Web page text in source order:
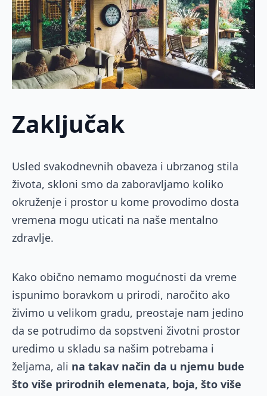
Zaključak
Usled svakodnevnih obaveza i ubrzanog stila
života, skloni smo da zaboravljamo koliko
okruženje i prostor u kome provodimo dosta
vremena mogu uticati na naše mentalno
zdravlje.
Kako obično nemamo mogućnosti da vreme
ispunimo boravkom u prirodi, naročito ako
živimo u velikom gradu, preostaje nam jedino
da se potrudimo da sopstveni životni prostor
uredimo u skladu sa našim potrebama i
željama, ali na takav način da u njemu bude
što više prirodnih elemenata, boja, što više